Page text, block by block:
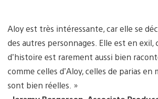
Aloy est très intéressante, car elle se
des autres personnages. Elle est en exil,
d’histoire est rarement aussi bien
comme celles d’Aloy, celles de parias
sont bien réelles. »